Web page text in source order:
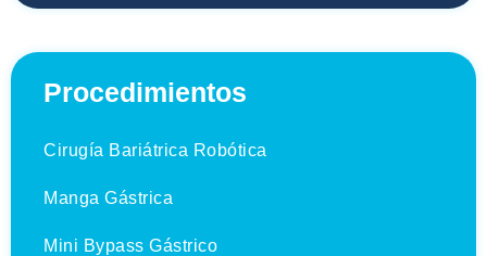
Procedimientos
Cirugía Bariátrica Robótica
Manga Gástrica
Mini Bypass Gástrico